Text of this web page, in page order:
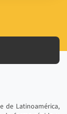
de Latinoamérica,